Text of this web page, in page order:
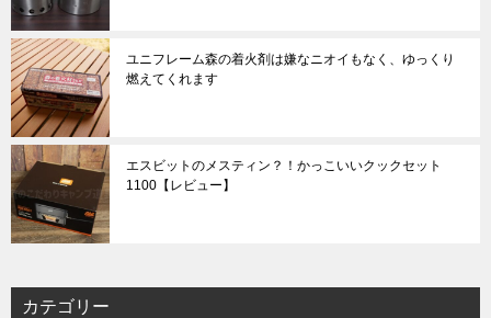
ユニフレーム森の着火剤は嫌なニオイもなく、ゆっくり
燃えてくれます
エスビットのメスティン？！かっこいいクックセット
1100【レビュー】
カテゴリー